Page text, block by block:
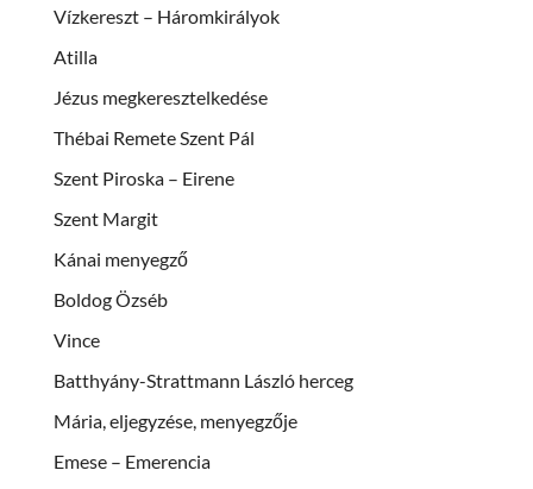
Vízkereszt – Háromkirályok
Atilla
Jézus megkeresztelkedése
Thébai Remete Szent Pál
Szent Piroska – Eirene
Szent Margit
Kánai menyegző
Boldog Özséb
Vince
Batthyány-Strattmann László herceg
Mária, eljegyzése, menyegzője
Emese – Emerencia